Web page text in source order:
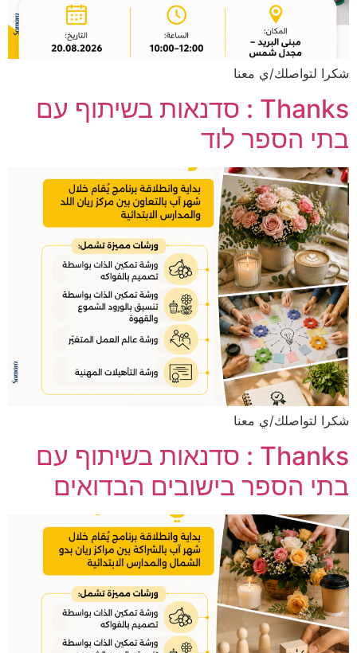
شكرا لتواصلك/ي معنا
Thanks : סדנאות בשיתוף עם
בתי הספר לוד
شكرا لتواصلك/ي معنا
Thanks : סדנאות בשיתוף עם
בתי הספר בישובים הבדואים